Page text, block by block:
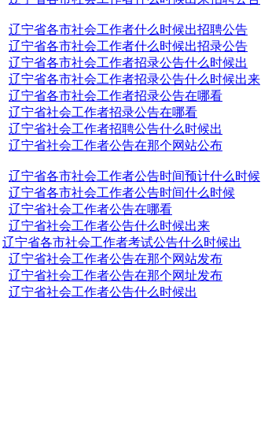
辽宁省各市社会工作者什么时候出招聘公告
辽宁省各市社会工作者什么时候出招录公告
辽宁省各市社会工作者招录公告什么时候出
辽宁省各市社会工作者招录公告什么时候出来
辽宁省各市社会工作者招录公告在哪看
辽宁省社会工作者招录公告在哪看
辽宁省社会工作者招聘公告什么时候出
辽宁省社会工作者公告在那个网站公布
辽宁省各市社会工作者公告时间预计什么时候
辽宁省各市社会工作者公告时间什么时候
辽宁省社会工作者公告在哪看
辽宁省社会工作者公告什么时候出来
辽宁省各市社会工作者考试公告什么时候出
辽宁省社会工作者公告在那个网站发布
辽宁省社会工作者公告在那个网址发布
辽宁省社会工作者公告什么时候出